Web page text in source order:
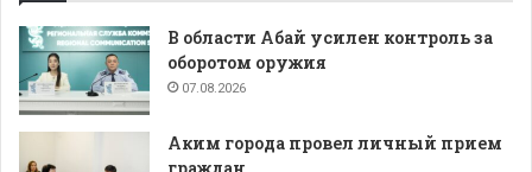
В области Абай усилен контроль за
оборотом оружия
07.08.2026
Аким города провел личный прием